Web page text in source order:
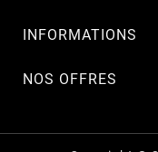
INFORMATIONS
NOS OFFRES